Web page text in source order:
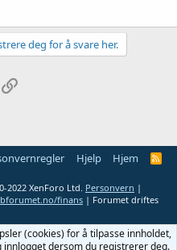
deg for å svare her.
post
Hjelp Hjem
R
2022 XenForo Ltd. Personvern |
finans | Forumet driftes
(cookies) for å tilpasse innholdet,
dersom du registrerer deg.